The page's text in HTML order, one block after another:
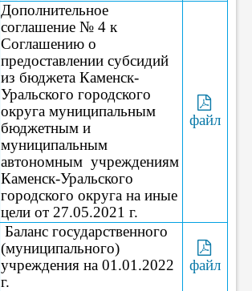
Дополнительное
соглашение № 4 к
Соглашению о
предоставлении субсидий
из бюджета Каменск-
Уральского городского
округа муниципальным
бюджетным и
муниципальным
автономным учреждениям
Каменск-Уральского
городского округа на иные
цели от 27.05.2021 г.
файл
Баланс государственного
(муниципального)
учреждения на 01.01.2022
г.
файл